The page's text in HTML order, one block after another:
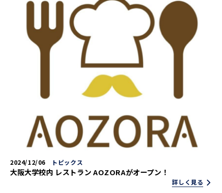
2024/12/06 トピックス
大阪大学校内 レストラン AOZORAがオープン！
詳しく見る